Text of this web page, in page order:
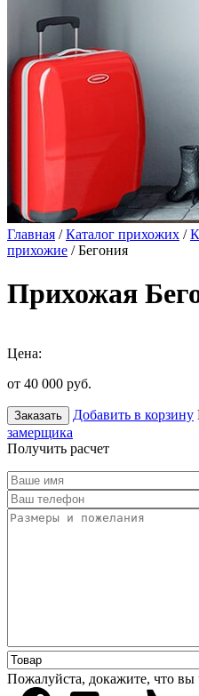
Главная /Каталог прихожих /
прихожие / Бегония
Прихожая
Цена:
от 40 000 руб.
Заказать Добавить в корзину
замерщика
Получить расчет
Пожалуйста, докажите, что вы